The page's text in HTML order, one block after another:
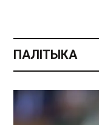
ПАЛІТЫКА